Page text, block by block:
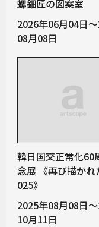
螺鈿匠の図案室
2026年06月04日
08月08日
韓日国交正常化60
念展 《再び描かれ
025》
2025年08月08日
10月11日